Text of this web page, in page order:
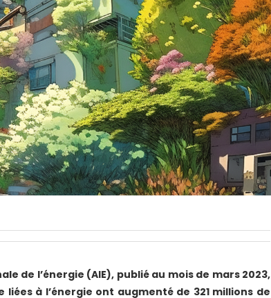
de l’énergie (AIE), publié au mois de mars 2023,
à l’énergie ont augmenté de 321 millions de